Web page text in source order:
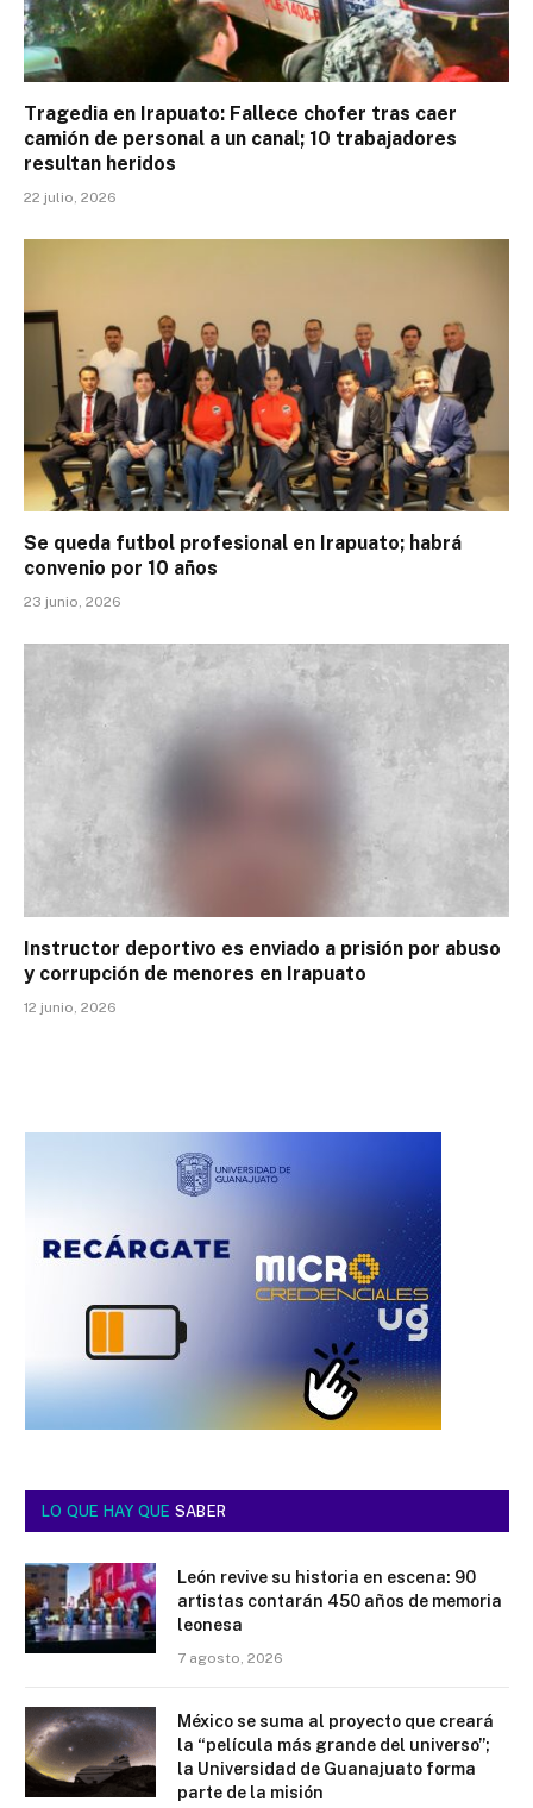
Tragedia en Irapuato: Fallece chofer tras caer
camión de personal a un canal; 10 trabajadores
resultan heridos
22 julio, 2026
Se queda futbol profesional en Irapuato; habrá
convenio por 10 años
23 junio, 2026
Instructor deportivo es enviado a prisión por abuso
y corrupción de menores en Irapuato
12 junio, 2026
LO QUE HAY QUE SABER
León revive su historia en escena: 90
artistas contarán 450 años de memoria
leonesa
7 agosto, 2026
México se suma al proyecto que creará
la “película más grande del universo”;
la Universidad de Guanajuato forma
parte de la misión